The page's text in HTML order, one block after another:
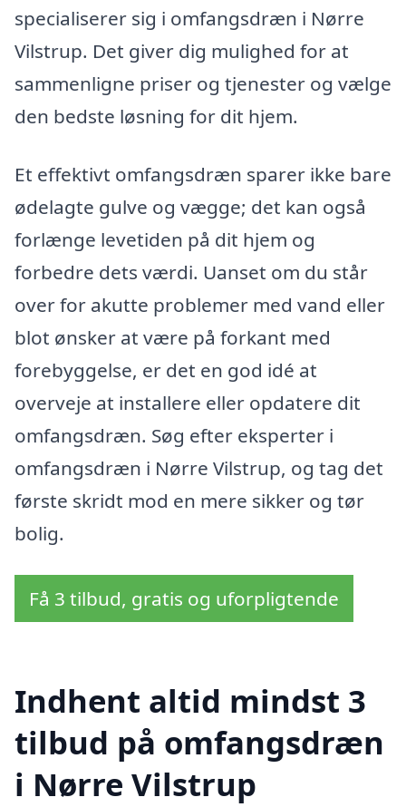
specialiserer sig i omfangsdræn i Nørre
Vilstrup. Det giver dig mulighed for at
sammenligne priser og tjenester og vælge
den bedste løsning for dit hjem.
Et effektivt omfangsdræn sparer ikke bare
ødelagte gulve og vægge; det kan også
forlænge levetiden på dit hjem og
forbedre dets værdi. Uanset om du står
over for akutte problemer med vand eller
blot ønsker at være på forkant med
forebyggelse, er det en god idé at
overveje at installere eller opdatere dit
omfangsdræn. Søg efter eksperter i
omfangsdræn i Nørre Vilstrup, og tag det
første skridt mod en mere sikker og tør
bolig.
Få 3 tilbud, gratis og uforpligtende
Indhent altid mindst 3
tilbud på omfangsdræn
i Nørre Vilstrup